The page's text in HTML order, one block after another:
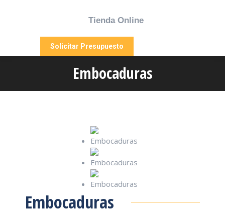
Tienda Online
Solicitar Presupuesto
Embocaduras
Estás aquí:
Embocaduras